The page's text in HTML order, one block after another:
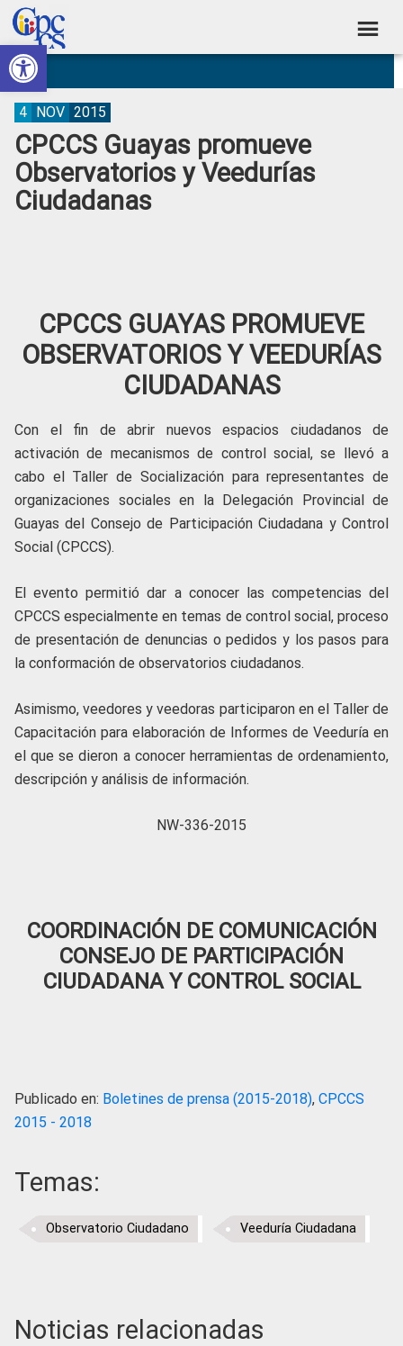
Abrir barra de herramientas
Skip
to
primary
navigation
Skip
to
main
content
Skip
to
primary
sidebar
Skip
to
footer
Consejo
de
Participación
Ciudadana
Control
Construyendo
Poder
Ciudadano
CPCCS Guayas promueve
Observatorios y Veedurías
Ciudadanas
4 NOV 2015
CPCCS GUAYAS PROMUEVE
OBSERVATORIOS Y VEEDURÍAS
CIUDADANAS
Con el fin de abrir nuevos espacios ciudadanos de
activación de mecanismos de control social, se llevó a
cabo el Taller de Socialización para representantes de
organizaciones sociales en la Delegación Provincial de
Guayas del Consejo de Participación Ciudadana y Control
Social (CPCCS).
El evento permitió dar a conocer las competencias del
CPCCS especialmente en temas de control social, proceso
de presentación de denuncias o pedidos y los pasos para
la conformación de observatorios ciudadanos.
Asimismo, veedores y veedoras participaron en el Taller de
Capacitación para elaboración de Informes de Veeduría en
el que se dieron a conocer herramientas de ordenamiento,
descripción y análisis de información.
NW-336-2015
COORDINACIÓN DE COMUNICACIÓN
CONSEJO DE PARTICIPACIÓN
CIUDADANA Y CONTROL SOCIAL
Publicado en: Boletines de prensa (2015-2018), CPCCS
2015 - 2018
Temas:
Observatorio Ciudadano Veeduría Ciudadana
Noticias relacionadas